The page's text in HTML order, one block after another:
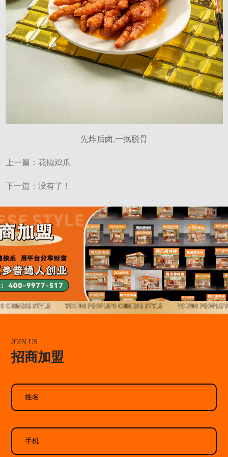
先炸后卤,一抿脱骨
上一篇： 花椒鸡爪
下一篇：没有了！
JOIN US
招商加盟